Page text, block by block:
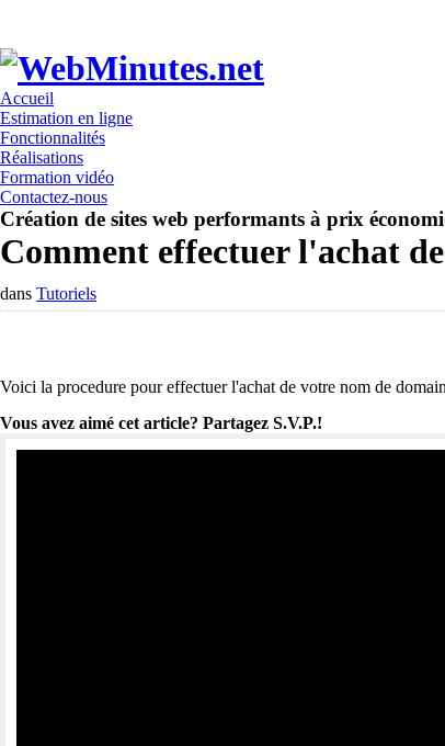
Accueil
Estimation en ligne
Fonctionnalités
Réalisations
Formation vidéo
Contactez-nous
Création de sites web performants à prix
Comment effectuer l'achat
dans Tutoriels
Voici la procedure pour effectuer l'achat de votre nom de
Vous avez aimé cet article? Partagez S.V.P.!